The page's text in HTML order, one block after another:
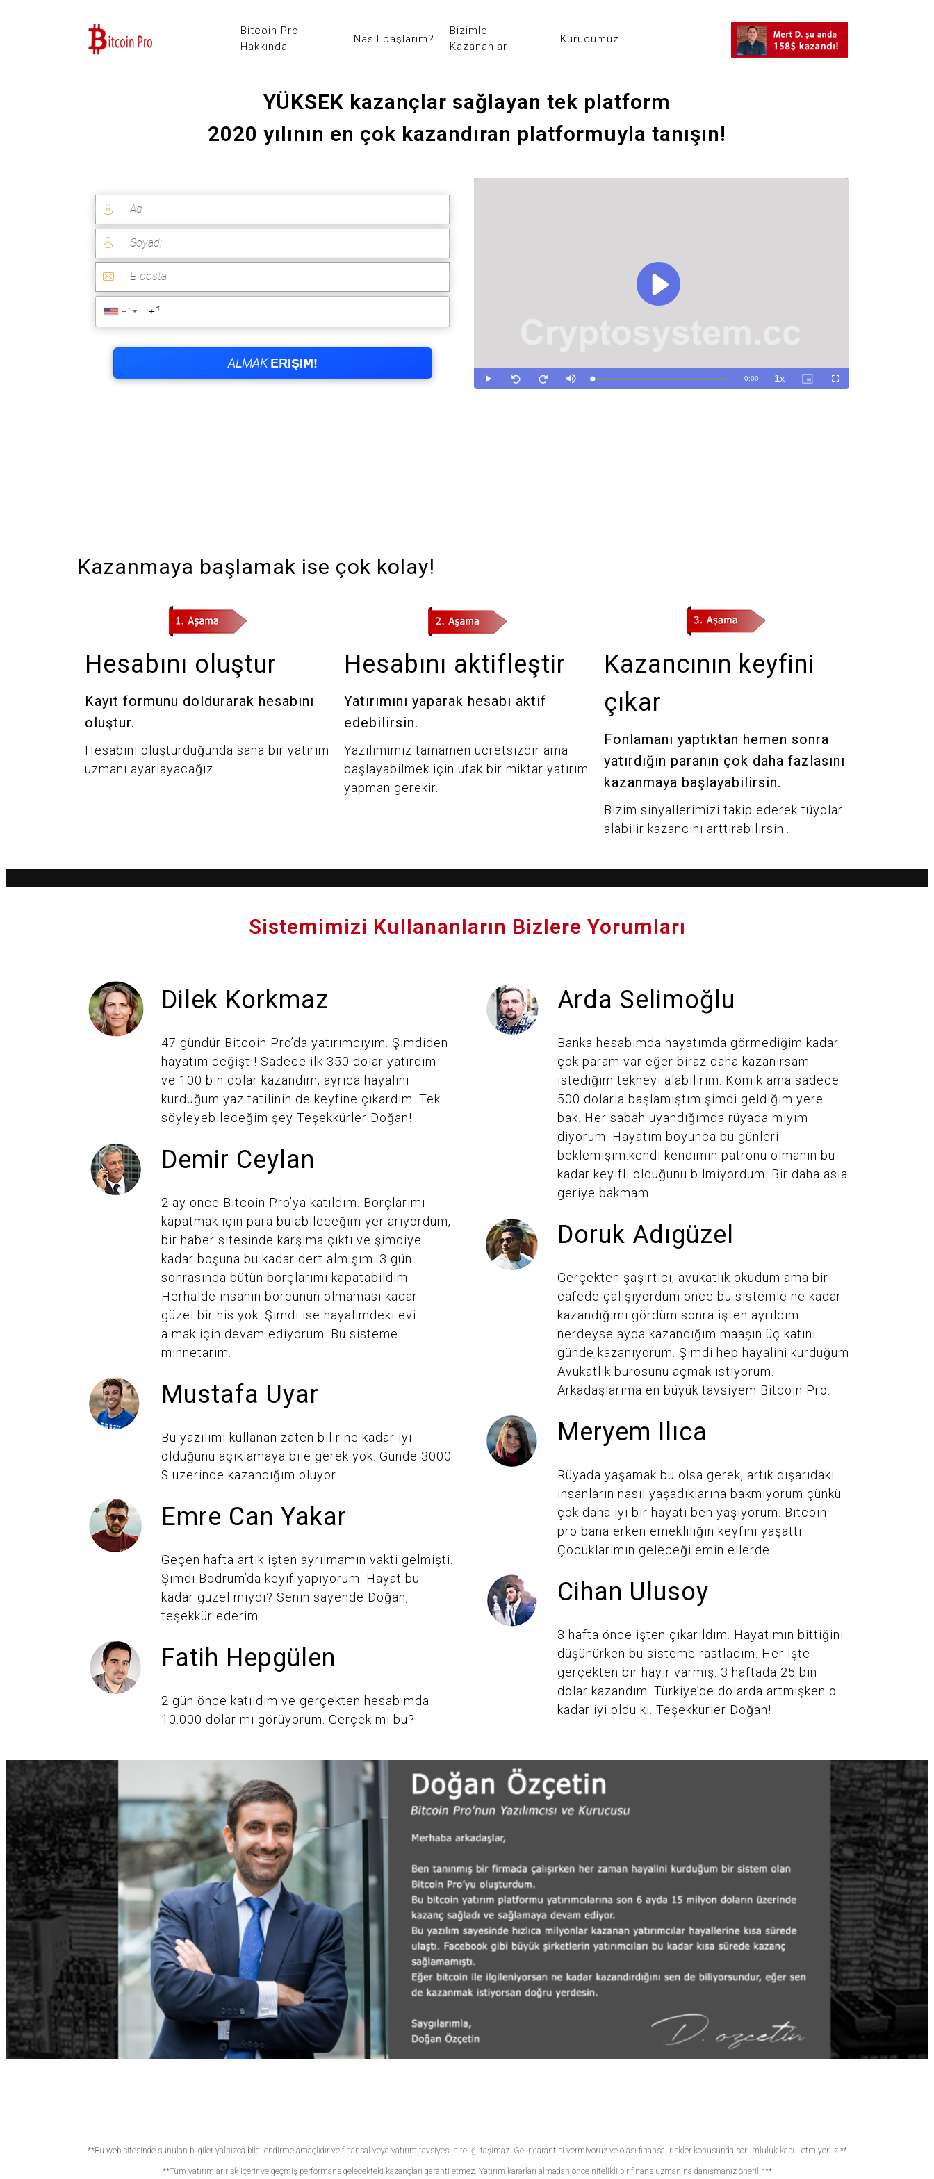
Bitcoin Pro
Hakkında
Nasıl başlarım?
Bizimle
Kazananlar
Kurucumuz
YÜKSEK kazançlar sağlayan tek platform
2020 yılının en çok kazandıran platformuyla tanışın!
Kazanmaya başlamak ise çok kolay!
Hesabını oluştur
Kayıt formunu doldurarak hesabını
oluştur.
Hesabını oluşturduğunda sana bir yatırım
uzmanı ayarlayacağız.
Hesabını aktifleştir
Yatırımını yaparak hesabı aktif
edebilirsin.
Yazılımımız tamamen ücretsizdir ama
başlayabilmek için ufak bir miktar yatırım
yapman gerekir.
Kazancının keyfini
çıkar
Fonlamanı yaptıktan hemen sonra
yatırdığın paranın çok daha fazlasını
kazanmaya başlayabilirsin.
Bizim sinyallerimizi takip ederek tüyolar
alabilir kazancını arttırabilirsin..
Sistemimizi Kullananların Bizlere Yorumları
Dilek Korkmaz
47 gündür Bitcoin Pro’da yatırımcıyım. Şimdiden
hayatım değişti! Sadece ilk 350 dolar yatırdım
ve 100 bin dolar kazandım, ayrıca hayalini
kurduğum yaz tatilinin de keyfine çıkardım. Tek
söyleyebileceğim şey Teşekkürler Doğan!
Demir Ceylan
2 ay önce Bitcoin Pro’ya katıldım. Borçlarımı
kapatmak için para bulabileceğim yer arıyordum,
bir haber sitesinde karşıma çıktı ve şimdiye
kadar boşuna bu kadar dert almışım. 3 gün
sonrasında bütün borçlarımı kapatabildim.
Herhalde insanın borcunun olmaması kadar
güzel bir his yok. Şimdi ise hayalimdeki evi
almak için devam ediyorum. Bu sisteme
minnetarım.
Mustafa Uyar
Bu yazılımı kullanan zaten bilir ne kadar iyi
olduğunu açıklamaya bile gerek yok. Günde 3000
$ üzerinde kazandığım oluyor.
Emre Can Yakar
Geçen hafta artık işten ayrılmamın vakti gelmişti.
Şimdi Bodrum’da keyif yapıyorum. Hayat bu
kadar güzel miydi? Senin sayende Doğan,
teşekkür ederim.
Fatih Hepgülen
2 gün önce katıldım ve gerçekten hesabımda
10.000 dolar mı görüyorum. Gerçek mi bu?
Arda Selimoğlu
Banka hesabımda hayatımda görmediğim kadar
çok param var eğer biraz daha kazanırsam
istediğim tekneyi alabilirim. Komik ama sadece
500 dolarla başlamıştım şimdi geldiğim yere
bak. Her sabah uyandığımda rüyada mıyım
diyorum. Hayatım boyunca bu günleri
beklemişim.kendi kendimin patronu olmanın bu
kadar keyifli olduğunu bilmiyordum. Bir daha asla
geriye bakmam.
Doruk Adıgüzel
Gerçekten şaşırtıcı, avukatlık okudum ama bir
cafede çalışıyordum önce bu sistemle ne kadar
kazandığımı gördüm sonra işten ayrıldım
nerdeyse ayda kazandığım maaşın üç katını
günde kazanıyorum. Şimdi hep hayalini kurduğum
Avukatlık bürosunu açmak istiyorum.
Arkadaşlarıma en büyük tavsiyem Bitcoin Pro.
Meryem Ilıca
Rüyada yaşamak bu olsa gerek, artık dışarıdaki
insanların nasıl yaşadıklarına bakmıyorum çünkü
çok daha iyi bir hayatı ben yaşıyorum. Bitcoin
pro bana erken emekliliğin keyfini yaşattı.
Çocuklarımın geleceği emin ellerde.
Cihan Ulusoy
3 hafta önce işten çıkarıldım. Hayatımın bittiğini
düşünürken bu sisteme rastladım. Her işte
gerçekten bir hayır varmış. 3 haftada 25 bin
dolar kazandım. Türkiye’de dolarda artmışken o
kadar iyi oldu ki. Teşekkürler Doğan!
**Bu web sitesinde sunulan bilgiler yalnızca bilgilendirme amaçlıdır ve finansal veya yatırım tavsiyesi niteliği taşımaz. Gelir garantisi vermiyoruz ve olası finansal riskler konusunda sorumluluk kabul etmiyoruz.**
**Tüm yatırımlar risk içerir ve geçmiş performans gelecekteki kazançları garanti etmez. Yatırım kararları almadan önce nitelikli bir finans uzmanına danışmanız önerilir.**